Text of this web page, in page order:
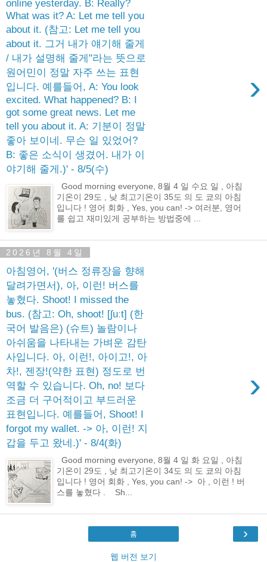
online yesterday. B: Really?
What was it? A: Let me tell you
about it. (참고: Let me tell you
about it. 그거 내가 얘기해 줄게
/ 내가 설명해 줄게"라는 뜻으로
원어민이 정말 자주 쓰는 표현
입니다. 예를들어, A: You look
excited. What happened? B: I
got some great news. Let me
tell you about it. A: 기분이 정말
좋아 보이네. 무슨 일 있었어?
B: 좋은 소식이 생겼어. 내가 이
야기해 줄게.)' - 8/5(수)
›
Good morning everyone, 8월 4 일 수요 일 , 아침
기온이 29도 , 낮 최고기온이 35도 의 도 쿄의 아침
입니다 ! 영어 회화 , Yes, you can! -> 여러분, 영어
를 쉽고 재미있게 공부하는 방법중에 ...
2026년 8월 4일
아침영어, '(버스 정류장을 향해
달려가면서), 아, 이런! 버스를
놓혔다. Shoot! I missed the
bus. (참고: Oh, shoot! [ʃuːt] (한
국어 발음은) (슈트) 놀람이나
아쉬움을 나타내는 가벼운 감탄
사입니다. 아, 이런!, 아이고!, 아
차!, 젠장!(약한 표현) 정도로 번
역할 수 있습니다. Oh, no! 보다
조금 더 구어적이고 부드러운
표현입니다. 예를들어, Shoot! I
forgot my wallet. -> 아, 이런! 지
갑을 두고 왔네.)' - 8/4(화)
›
Good morning everyone, 8월 4 일 화 요일 , 아침
기온이 29도 , 낮 최고기온이 34도 의 도 쿄의 아침
입니다 ! 영어 회화 , Yes, you can! -> 아 , 이런 ! 버
스를 놓혔다 . ​ Sh...
›
홈
웹 버전 보기